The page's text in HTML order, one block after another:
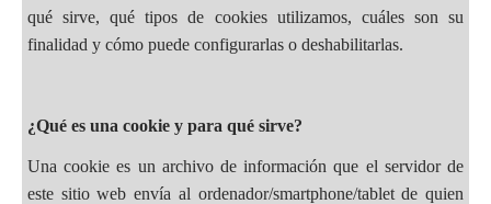
qué sirve, qué tipos de cookies utilizamos, cuáles son su
finalidad y cómo puede configurarlas o deshabilitarlas.
¿Qué es una cookie y para qué sirve?
Una cookie es un archivo de información que el servidor de
este sitio web envía al ordenador/smartphone/tablet de quien